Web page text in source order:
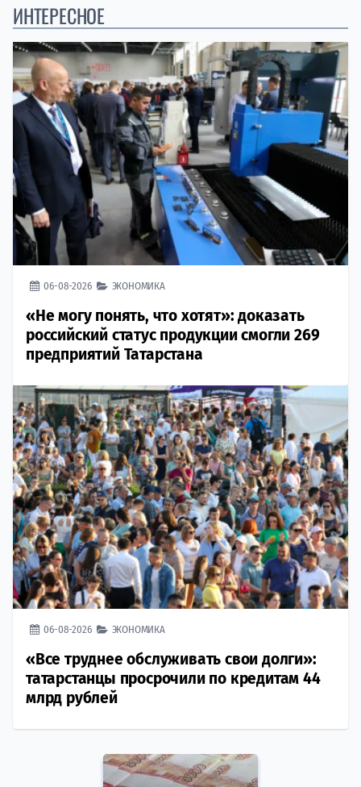
ИНТЕРЕСНОЕ
06-08-2026 ЭКОНОМИКА
«Не могу понять, что хотят»: доказать
российский статус продукции смогли 269
предприятий Татарстана
06-08-2026 ЭКОНОМИКА
«Все труднее обслуживать свои долги»:
татарстанцы просрочили по кредитам 44
млрд рублей